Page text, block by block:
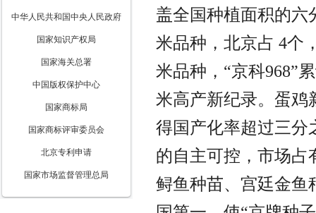
中华人民共和国中央人民政府
国家知识产权局
国家海关总署
中国版权保护中心
国家商标局
国家商标评审委员会
北京专利申请
国家市场监督管理总局
盖全国种植面积的六
米品种，北京占 4个
米品种，“京科968”
米高产新纪录。蛋鸡
得国产化率超过三分
的自主可控，市场占
鲟鱼种苗、宫廷金鱼